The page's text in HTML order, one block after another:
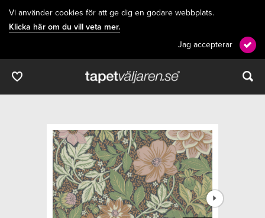
Vi använder cookies för att ge dig en godare webbplats.
Klicka här om du vill veta mer.
Jag accepterar